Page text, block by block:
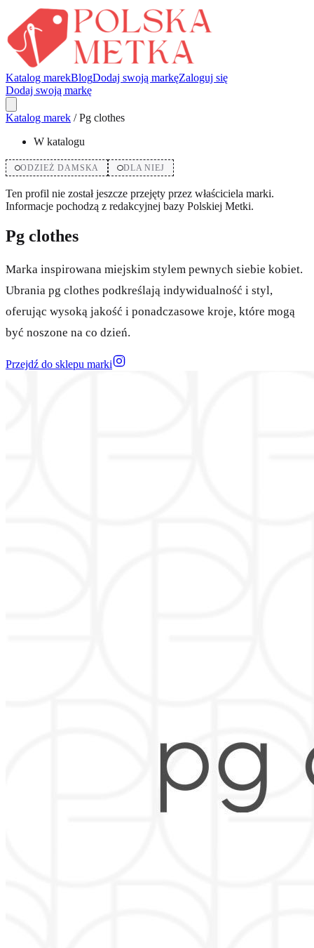
Katalog marekBlogDodaj swoją markęZaloguj się
Dodaj swoją markę
Katalog marek / Pg clothes
W katalogu
ODZIEŻ DAMSKA DLA NIEJ
Ten profil nie został jeszcze przejęty przez właściciela marki.
Informacje pochodzą z redakcyjnej bazy Polskiej Metki.
Pg clothes
Marka inspirowana miejskim stylem pewnych siebie kobiet.
Ubrania pg clothes podkreślają indywidualność i styl,
oferując wysoką jakość i ponadczasowe kroje, które mogą
być noszone na co dzień.
Przejdź do sklepu marki